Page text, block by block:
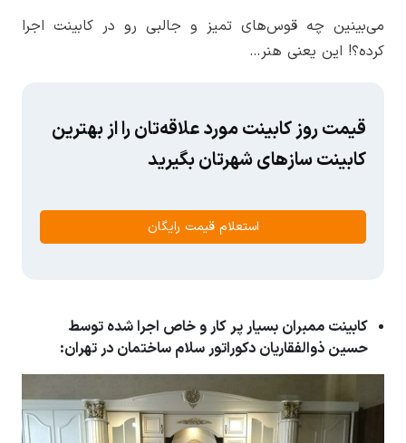
می‌بینین چه قوس‌های تمیز و جالبی رو در کابینت اجرا
کرده؟! این یعنی هنر…
قیمت روز کابینت مورد علاقه‌تان را از بهترین
کابینت سازهای شهرتان بگیرید
استعلام قیمت رایگان
کابینت ممبران بسیار پر کار و خاص اجرا شده توسط
حسین ذوالفقاریان دکوراتور سلام ساختمان در تهران: